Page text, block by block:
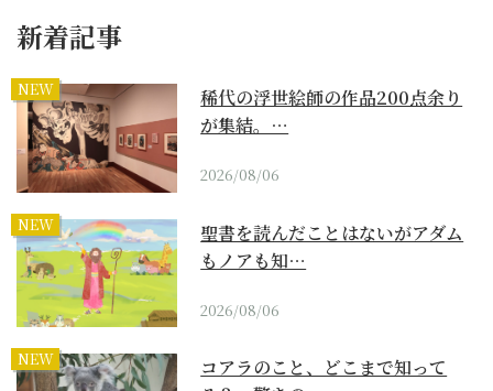
新着記事
NEW
稀代の浮世絵師の作品200点余り
が集結。…
2026/08/06
NEW
聖書を読んだことはないがアダム
もノアも知…
2026/08/06
NEW
コアラのこと、どこまで知って